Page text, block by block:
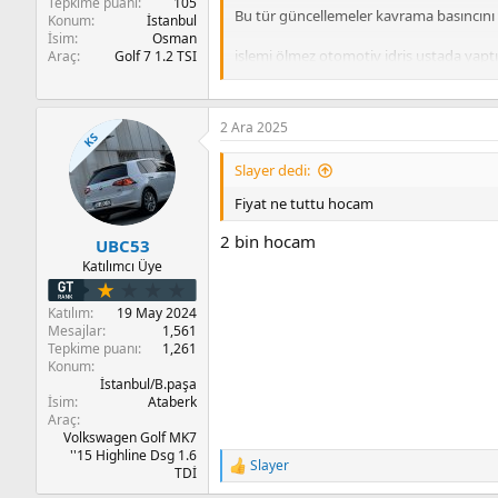
Konum
İstanbul
İsim
Osman
Araç
Golf 7 1.2 TSI
Bu tür güncellemeler kavrama
işlemi ölmez otomotiv idris ustada
normalde güncelleme sonrası temel
3 gün o şekilde kullandım bu gün daha
şu an araba çok daha akıcı ve rahat
oldu şanzımanın tepkileri vs daha stabil
KS
UBC53
Katılımcı Üye
Katılım
19 May 2024
Mesajlar
1,561
Tepkime puanı
1,261
Konum
İstanbul/B.paşa
İsim
Ataberk
Araç
Volkswagen Golf MK7
''15 Highline Dsg 1.6
TDİ
2 Ara 2025
Slayer dedi:
Fiyat ne tuttu hocam
2 bin hocam
T
e
Slayer